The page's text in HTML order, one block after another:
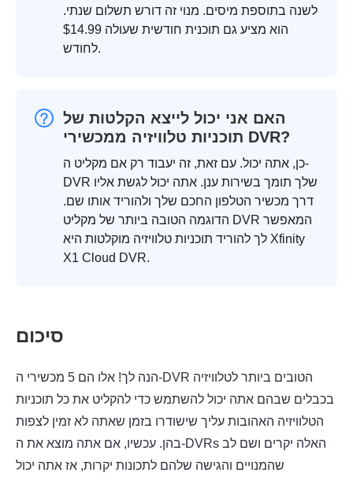
לשנה בתוספת מיסים. מנוי זה דורש תשלום שנתי.
הוא מציע גם תוכנית חודשית שעולה $14.99
לחודש.
האם אני יכול לייצא הקלטות של
תוכניות טלוויזיה ממכשירי DVR?
כן, אתה יכול. עם זאת, זה יעבוד רק אם מקליט ה-
DVR שלך תומך בשירות ענן. אתה יכול לגשת אליו
דרך מכשיר הטלפון החכם שלך ולהוריד אותו שם.
הדוגמה הטובה ביותר של מקליט DVR המאפשר
לך להוריד תוכניות טלוויזיה מוקלטות היא Xfinity
X1 Cloud DVR.
סיכום
הנה לך! אלו הם 5 מכשירי ה-DVR הטובים ביותר לטלוויזיה
בכבלים שבהם אתה יכול להשתמש כדי להקליט את כל תוכניות
הטלוויזיה האהובות עליך שישודרו בזמן שאתה לא זמין לצפות
בהן. עכשיו, אם אתה מוצא את ה-DVRs האלה יקרים ושם לב
שהמנויים והגישה שלהם לתכונות יקרות, אז אתה יכול